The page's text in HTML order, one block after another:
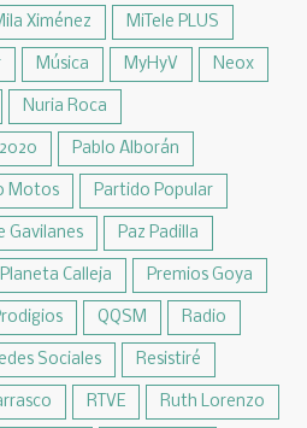
Ximénez MiTele PLUS
Música MyHyV Neox
Nuria Roca
Pablo Alborán
Motos Partido Popular
Gavilanes Paz Padilla
Planeta Calleja Premios Goya
QQSM Radio
Sociales Resistiré
RTVE Ruth Lorenzo